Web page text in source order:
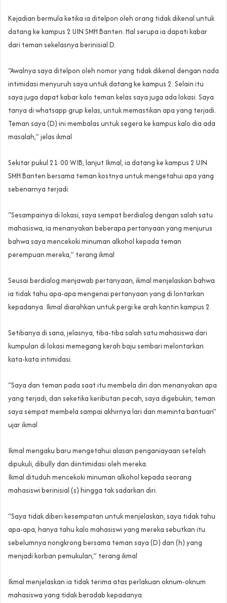
Kejadian bermula ketika ia ditelpon oleh orang tidak dikenal untuk
datang ke kampus 2 UIN SMH Banten. Hal serupa ia dapati kabar
dari teman sekelasnya berinisial D.
“Awalnya saya ditelpon oleh nomor yang tidak dikenal dengan nada
intimidasi menyuruh saya untuk datang ke kampus 2. Selain itu
saya juga dapat kabar kalo teman kelas saya juga ada lokasi. Saya
tanya di whatsapp grup kelas, untuk memastikan apa yang terjadi.
Teman saya (D) ini membalas untuk segera ke kampus kalo dia ada
masalah,” jelas ikmal
Sekitar pukul 21:00 WIB, lanjut Ikmal, ia datang ke kampus 2 UIN
SMH Banten bersama teman kostnya untuk mengetahui apa yang
sebenarnya terjadi.
“Sesampainya di lokasi, saya sempat berdialog dengan salah satu
mahasiswa, ia menanyakan beberapa pertanyaan yang menjurus
bahwa saya mencekoki minuman alkohol kepada teman
perempuan mereka,” terang ikmal
Seusai berdialog menjawab pertanyaan, ikmal menjelaskan bahwa
ia tidak tahu apa-apa mengenai pertanyaan yang di lontarkan
kepadanya. Ikmal diarahkan untuk pergi ke arah kantin kampus 2.
Setibanya di sana, jelasnya, tiba-tiba salah satu mahasiswa dari
kumpulan di lokasi memegang kerah baju sembari melontarkan
kata-kata intimidasi.
“Saya dan teman pada saat itu membela diri dan menanyakan apa
yang terjadi, dan seketika keributan pecah, saya digebukin, teman
saya sempat membela sampai akhirnya lari dan meminta bantuan”
ujar ikmal
Ikmal mengaku baru mengetahui alasan penganiayaan setelah
dipukuli, dibully dan diintimidasi oleh mereka.
Ikmal dituduh mencekoki minuman alkohol kepada seorang
mahasiswi berinisial (s) hingga tak sadarkan diri.
“Saya tidak diberi kesempatan untuk menjelaskan, saya tidak tahu
apa-apa, hanya tahu kalo mahasiswi yang mereka sebutkan itu
sebelumnya nongkrong bersama teman saya (D) dan (h) yang
menjadi korban pemukulan,” terang ikmal
Ikmal menjelaskan ia tidak terima atas perlakuan oknum-oknum
mahasiswa yang tidak beradab kepadanya.